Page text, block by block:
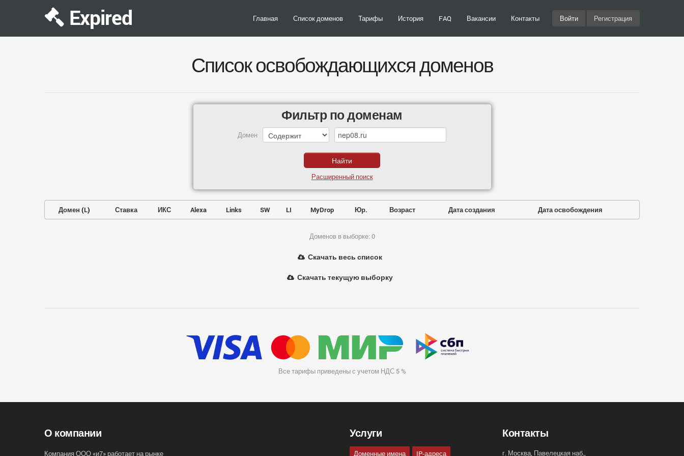
Expired Главная Список доменов Тарифы История FAQ Вакансии Контакты Войти Регистрация
Список освобождающихся доменов
Фильтр по доменам
Домен
Расширенный поиск
Домен (L) Ставка ИКС Alexa Links SW LI MyDrop Юр. Возраст Дата создания Дата освобождения
Доменов в выборке: 0
Скачать весь список
Скачать текущую выборку
Все тарифы приведены с учетом НДС 5 %
О компании
Компания ООО «и7» работает на рынке
Услуги
Доменные имена IP-адреса
Контакты
г. Москва, Павелецкая наб.,